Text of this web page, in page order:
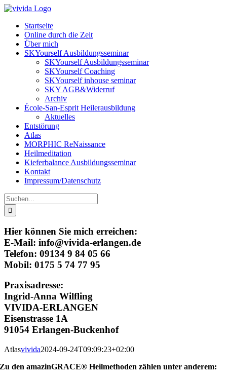
Zum
springenStartseite
Online durch die Zeit
Über mich
SKYourself Ausbildungsseminar
SKYourself Ausbildungsseminar
SKYourself Coaching
SKYourself inhouse seminar
SKY AGB&Widerruf
Archiv
École-San-Esprit Heilerausbildung
Aktuelles
Entstörung
Atlas
MORPHIC ReNaissance
Heilmeditation
Kieferbalance Ausbildungsseminar
Kontakt
Impressum/Datenschutz
Suche
nach:
Hier können Sie mich erreichen:
E-Mail: info@vivida-erlangen.de
Telefon: 09134 9 84 05 66
Mobil: 0175 5 74 77 95
Praxisadresse:
Ingrid-Anna Wilfling
VIVIDA-ERLANGEN
Eisenstrasse 1A
91054 Erlangen-Buckenhof
Atlasvivida2024-09-24T09:09:23+02:00
Zu den amazinGRACE® Heilmethoden zählen unter anderem: